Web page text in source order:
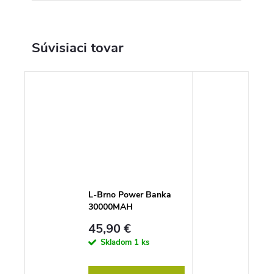
Súvisiaci tovar
L-Brno Power Banka
30000MAH
45,90 €
Skladom 1 ks